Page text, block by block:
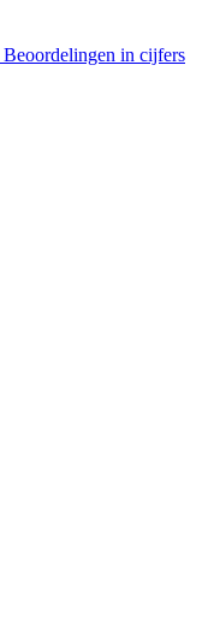
Beoordelingen in cijfers